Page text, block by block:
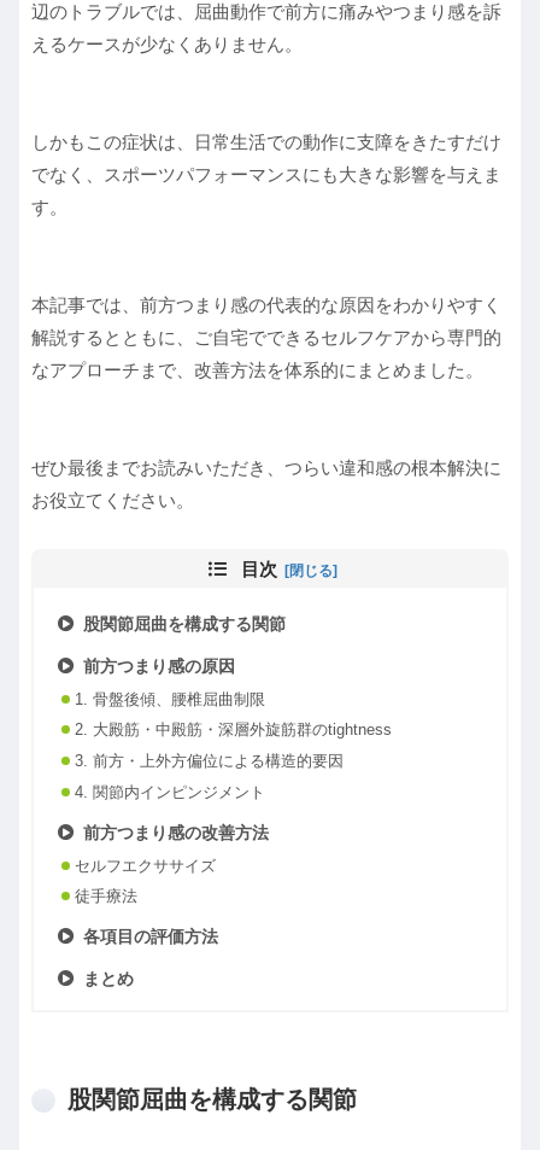
辺のトラブルでは、屈曲動作で前方に痛みやつまり感を訴
えるケースが少なくありません。
しかもこの症状は、日常生活での動作に支障をきたすだけ
でなく、スポーツパフォーマンスにも大きな影響を与えま
す。
本記事では、前方つまり感の代表的な原因をわかりやすく
解説するとともに、ご自宅でできるセルフケアから専門的
なアプローチまで、改善方法を体系的にまとめました。
ぜひ最後までお読みいただき、つらい違和感の根本解決に
お役立てください。
目次
股関節屈曲を構成する関節
前方つまり感の原因
1. 骨盤後傾、腰椎屈曲制限
2. 大殿筋・中殿筋・深層外旋筋群のtightness
3. 前方・上外方偏位による構造的要因
4. 関節内インピンジメント
前方つまり感の改善方法
セルフエクササイズ
徒手療法
各項目の評価方法
まとめ
股関節屈曲を構成する関節